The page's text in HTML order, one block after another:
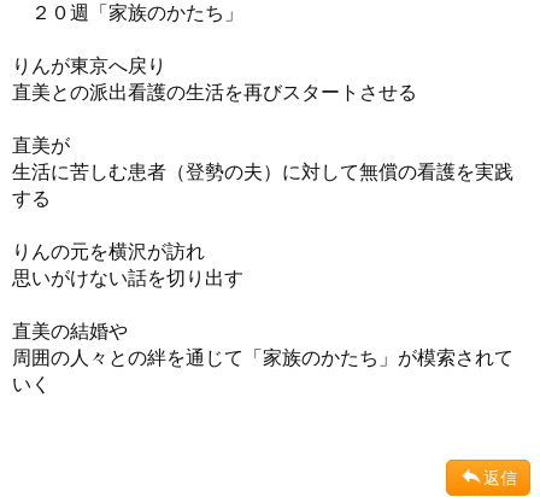
２０週「家族のかたち」
りんが東京へ戻り
直美との派出看護の生活を再びスタートさせる
直美が
生活に苦しむ患者（登勢の夫）に対して無償の看護を実践
する
りんの元を横沢が訪れ
思いがけない話を切り出す
直美の結婚や
周囲の人々との絆を通じて「家族のかたち」が模索されて
いく
返信